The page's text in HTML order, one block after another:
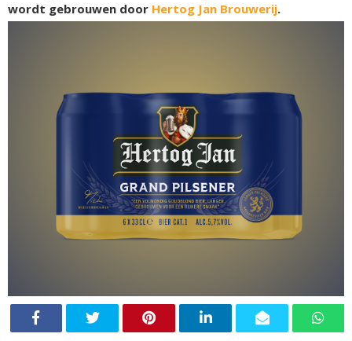
wordt gebrouwen door Hertog Jan Brouwerij.